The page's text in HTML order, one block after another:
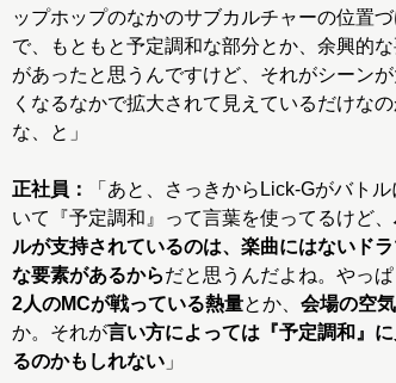
ップホップのなかのサブカルチャーの位置づ
で、もともと予定調和な部分とか、余興的
があったと思うんですけど、それがシーンが
くなるなかで拡大されて見えているだけな
な、と」
正社員：
「あと、さっきからLick-Gがバトル
いて『予定調和』って言葉を使ってるけど、
ルが支持されているのは、楽曲にはないド
な要素があるからだと思うんだよね。やっぱ
2人のMCが戦っている熱量とか、 会場の空気
か。それが言い方によっては『予定調和』に
るのかもしれない 」